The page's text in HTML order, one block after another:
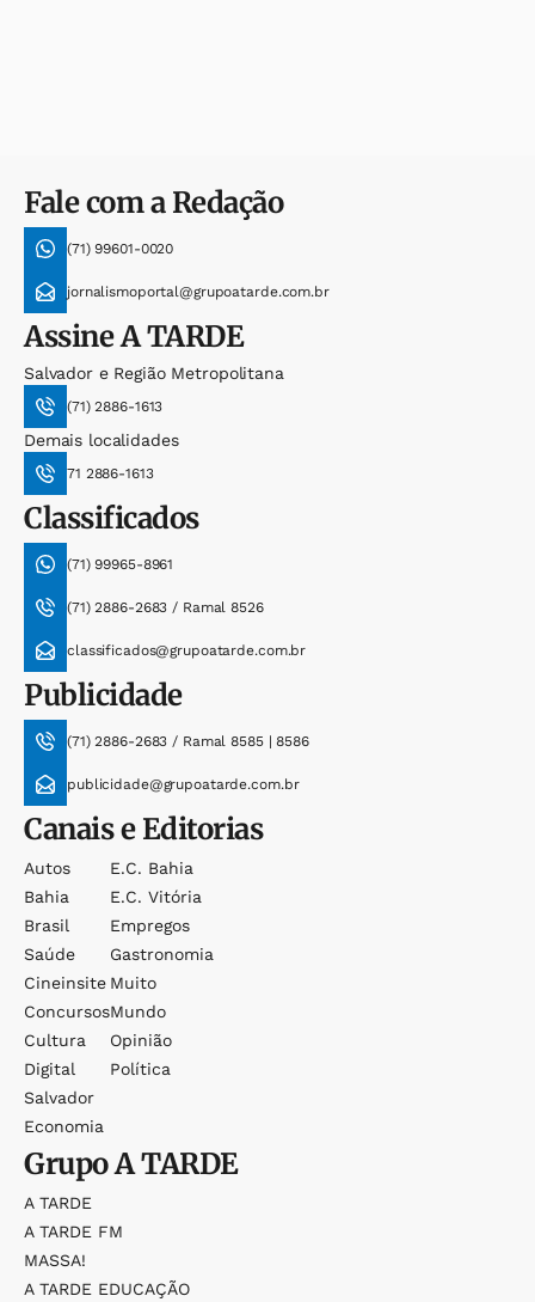
Fale com a Redação
(71) 99601-0020
jornalismoportal@grupoatarde.com.br
AssineA TARDE
Salvador e Região Metropolitana
(71) 2886-1613
Demais localidades
71 2886-1613
Classificados
(71) 99965-8961
(71) 2886-2683 / Ramal 8526
classificados@grupoatarde.com.br
Publicidade
(71) 2886-2683 / Ramal 8585 | 8586
publicidade@grupoatarde.com.br
Canais e Editorias
Autos
Bahia
Brasil
Saúde
Cineinsite
Concursos
Cultura
Digital
Salvador
Economia
E.c. Bahia
E.c. Vitória
Empregos
Gastronomia
Muito
Mundo
Opinião
Política
GrupoA TARDE
A TARDE
A TARDE FM
MASSA!
A TARDE EDUCAÇÃO